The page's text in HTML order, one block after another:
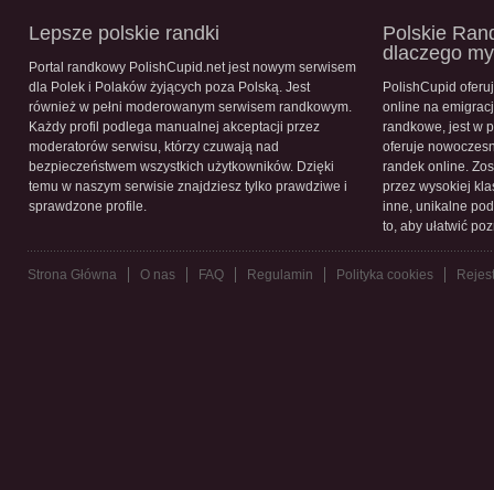
Lepsze polskie randki
Portal randkowy PolishCupid.net jest nowym serwisem
dla Polek i Polaków żyjących poza Polską. Jest
również w pełni moderowanym serwisem randkowym.
Każdy profil podlega manualnej akceptacji przez
moderatorów serwisu, którzy czuwają nad
bezpieczeństwem wszystkich użytkowników. Dzięki
temu w naszym serwisie znajdziesz tylko prawdziwe i
sprawdzone profile.
Polskie
dlaczego
PolishCupid
online na
randkowe, jest w
oferuje
randek online.
przez wysokiej
inne, unikalne
to, aby ułatwić
Strona Główna O nas FAQ Regulamin Polityka cookies